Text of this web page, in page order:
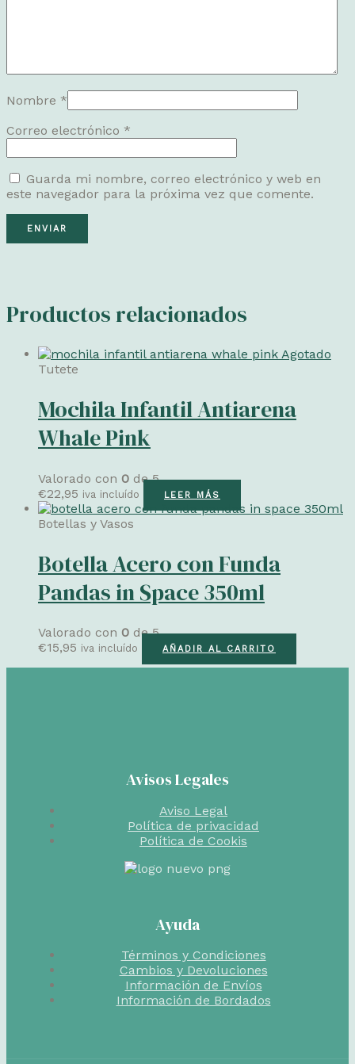
Nombre *
Correo electrónico *
Guarda mi nombre, correo electrónico y web en
este navegador para la próxima vez que comente.
Productos relacionados
Agotado
Tutete
Mochila Infantil Antiarena
Whale Pink
Valorado con 0 de 5
€22,95 iva incluído LEER MÁS
Botellas y Vasos
Botella Acero con Funda
Pandas in Space 350ml
Valorado con 0 de 5
€15,95 iva incluído AÑADIR AL CARRITO
Avisos Legales
Aviso Legal
Política de privacidad
Política de Cookis
Ayuda
Términos y Condiciones
Cambios y Devoluciones
Información de Envíos
Información de Bordados